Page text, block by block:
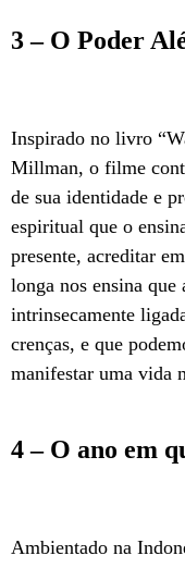
3 – O Poder
Inspirado no livro
Millman, o filme
de sua identidade e
espiritual que o
presente, acreditar
longa nos ensina que
intrinsecamente
crenças, e que
manifestar uma vida
4 – O ano em
Ambientado na